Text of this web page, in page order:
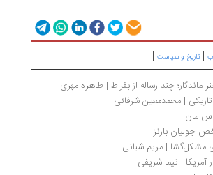
و سیاست |
چند رساله از بقراط | طاهره مهری
| محمدمعین شرفائی
| مریم شبانی
| نیما شریفی